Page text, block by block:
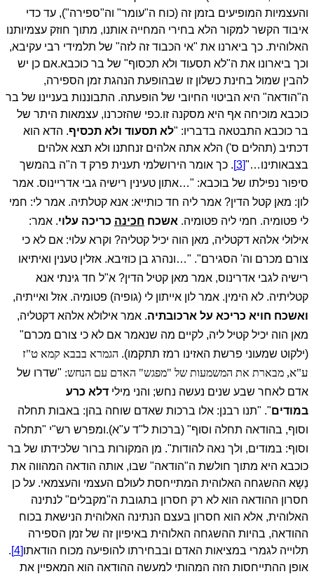
והעצמיות המופיעים בזמן זה (כוח ה"עומר" וה"ספירה"), עד כדי
איבוד הקשר למקור הלא בחירי המחייה אותנו, מתוך חוזק עצמיותנו
האלוהית. כך ביארנו את "אי הכבוד זה לזה" של תלמידי רבי עקיבא,
וכך ביארונו את ה"לא תסעוד ולא תכסוף" של בר כוכבא.אם כן יש
להבין שמול בחינת כשלון זו שבהופעת הנהגת זמן הספירה,
ה"הודאה" היא הביטוי החיובי של הופעתה. התבוננות בעניינו של בר
כוכבא מוכיחה אף היא מסקנה זו.כפי שהזכרנו, עצמאות היתר של
בר כוכבא התבטאה בדבריו: "לא תסעוד ולא תכסיף. הדא הוא
דכתיב (תהלים ס') הלא אתה אלהים זנחתנו ולא תצא אלהים
בצבאותינו…"[3]
. כך אומר הירושלמי תענית פרק ד ה"ה בהמשך
סיפור נפילתו של בוכבא: "…אתון טעינין רישיה גבי אדריינוס. אמר
לון: מאן קטל הדין? אמר ליה חד כותייא: אנא קטלתיה. אמר לי: חמי
לי פטומיה. חמי ליה פטומיה. אשכח חכינה כריכה עלוי. אמר:
אילולי אלהא דקטליה, מאן הוה יכיל קטליה? וקרא עלוי: אם לא כי
צורם מכרם וה' הסגירם". "…ונהרג בן כוזיבא. אזלין טענין ואיתיאו
רישיה לגבי אדרינוס, אמר מאן קטיל הדין? א"ל חד גינתי אנא
קטליתיה. לא הימין. אמר לון אייתון לי (גופיה) פטומיה. אזל ואייתיה,
ואשכח חויא כריכא על ארכובתיה. אמר אילולא אלהא דקטליה,
מאן הוה יכיל קטיל ליה, לקיים מה שנאמר אם לא כי צורם מכרם"
(ילקוט שמעוני פרשת האזינו רמז תתקמו). הגמרא בבבא קמא ט"ז
ע"א, מבארת את המשמעות של "מפגש" האדם עם הנחש: "שדרו של
אדם לאחר שבע שנים נעשה נחש; והני מילי דלא כרע
במודים". "תנו רבנן: אלו ברכות שאדם שוחה בהן: באבות תחלה
וסוף, בהודאה תחלה וסוף" (ברכות ל"ד ע"א).ומפרש רש"י "תחלה
וסוף: במודים, ולך נאה להודות". מן המקורות ברור שלכידתו של בר
כוכבא היא מתוך חולשת ה"הודאה" שבו, אותה הודאה המהווה את
נַשָא ההשגחה האלוהית המתייחסת לעולם העצמי והעצמאי. על כן
חסרון ההודאה הוא לא רק חסרון בתגובת ה"מקבלים" לנתינה
האלוהית, אלא הוא חסרון בעצם הנתינה האלוהית הנישאת בכוח
ההודאה, בהיות ההשגחה האלוהית באיפיון זה של זמן הספירה
תלוייה לגמרי במציאות האדם ובבחירתו להופיעה מכוח הודאתו[4]
.
אופן ההתייחסות הזה המהותי למעשה ההודאה הוא המאפיין את